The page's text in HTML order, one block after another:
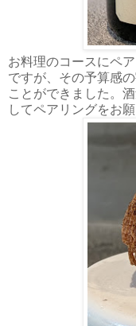
お料理のコースにペ
ですが、その予算感
ことができました。
してペアリングをお